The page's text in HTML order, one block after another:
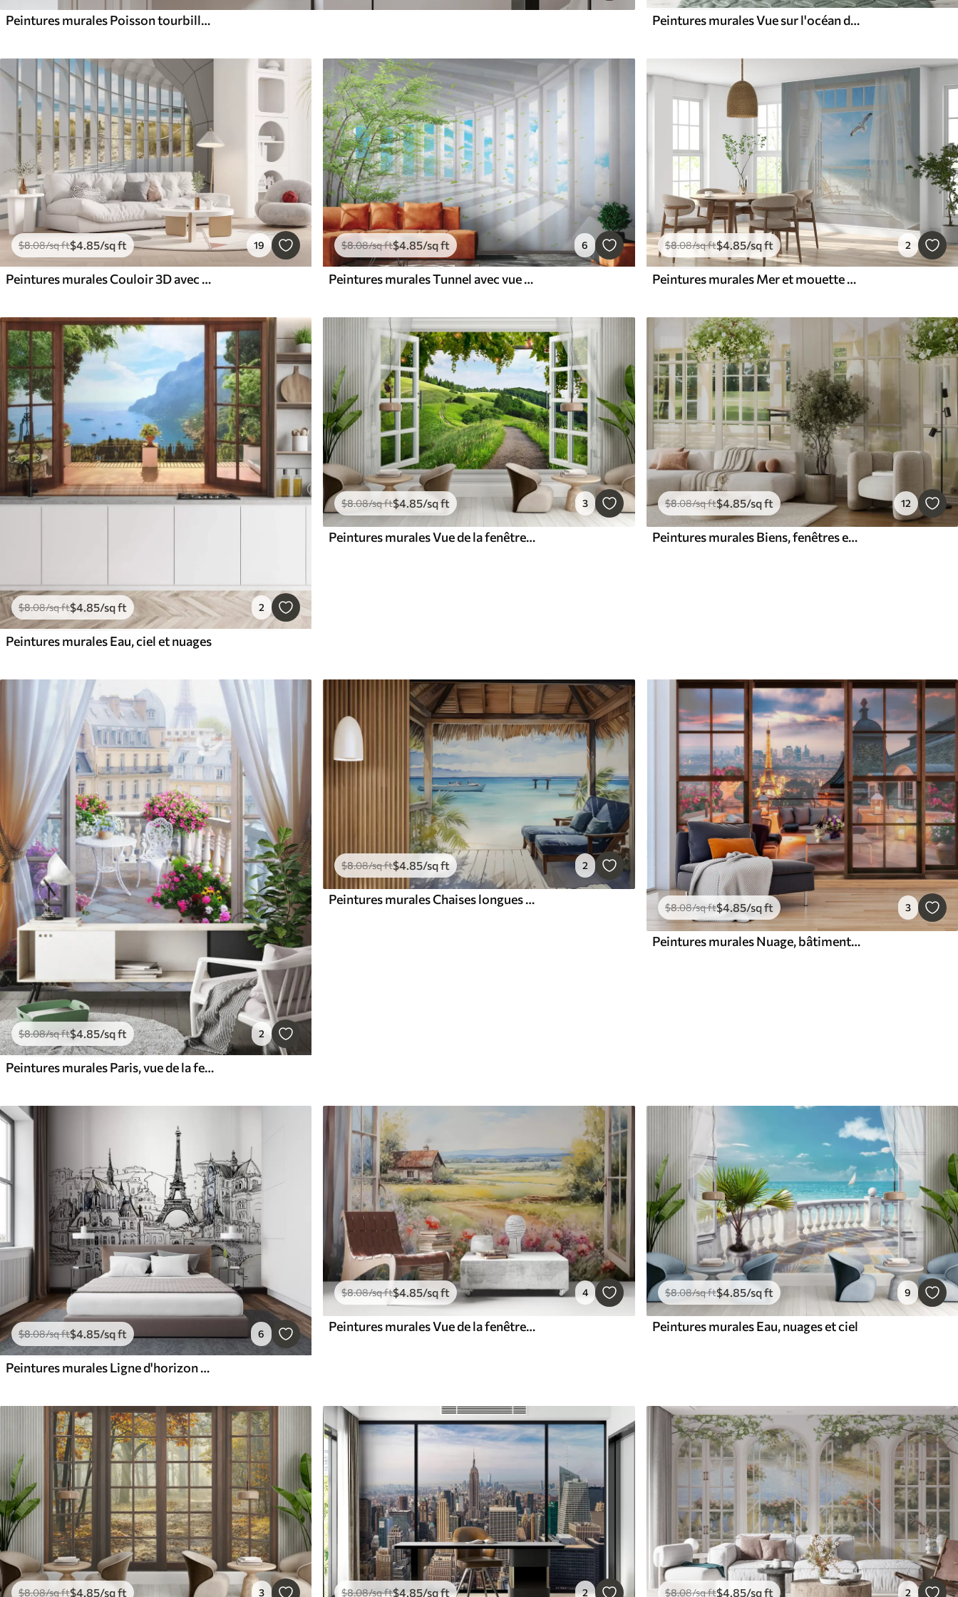
Peintures murales Poisson tourbillonnant dans un bain à remous, danse du poisson, aquarelle, requin, composition abstraite, minimalisme, bleu, couleur verte Peintures murales Vue sur l'océan du matin
$8.08/sq ft$4 .85/sq ft 19
Peintures murales Couloir 3D avec vue sur la mer
$8.08/sq ft$4 .85/sq ft 6
Peintures murales Tunnel avec vue sur les nuages
$8.08/sq ft$4.85/sq ft 2
Peintures murales Mer et mouette dans la fenêtre
$8.08/sq ft$4.85/sq ft 2
Peintures murales Eau, ciel et nuages
$8.08/sq ft$4.85/sq ft 3
Peintures murales Vue de la fenêtre sur la clairière
$8.08/sq ft$4.85/sq ft 12
Peintures murales Biens, fenêtres et accessoires
$8.08/sq ft$4.85/sq ft 2
Peintures murales Paris, vue de la fenêtre
$8.08/sq ft$4.85/sq ft 2
Peintures murales Chaises longues bleues sur la terrasse pour se détendre au bord de la mer aquarelle $8.08/sq ft$4.85/sq ft 3
Peintures murales Nuage, bâtiment et ciel
$8.08/sq ft$4.85/sq ft 6
Peintures murales Ligne d'horizon de Paris dans un contour artistique
$8.08/sq ft$4 .85/sq ft 4
Peintures murales Vue de la fenêtre sur un pré avec des fleurs et une maison rurale aquarelle
$8.08/sq ft$4.85/sq ft 9
Peintures murales Eau, nuages et ciel
$8.08/sq ft$4 .85/sq ft 3 $8.08/sq ft$4.85/sq ft 2 $8.08/sq ft$4.85/sq ft 2